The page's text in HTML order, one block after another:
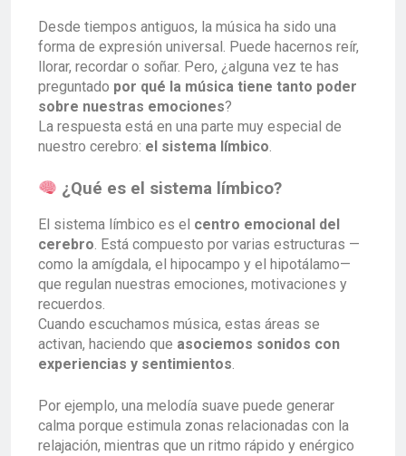
Desde tiempos antiguos, la música ha sido una
forma de expresión universal. Puede hacernos reír,
llorar, recordar o soñar. Pero, ¿alguna vez te has
preguntado por qué la música tiene tanto poder
sobre nuestras emociones?
La respuesta está en una parte muy especial de
nuestro cerebro: el sistema límbico
¿Qué es el sistema límbico?
El sistema límbico es el centro emocional del
cerebro. Está compuesto por varias estructuras —
como la amígdala, el hipocampo y el hipotálamo—
que regulan nuestras emociones, motivaciones y
recuerdos.
Cuando escuchamos música, estas áreas se
activan, haciendo que asociemos sonidos con
experiencias y sentimientos.
Por ejemplo, una melodía suave puede generar
calma porque estimula zonas relacionadas con la
relajación, mientras que un ritmo rápido y enérgico